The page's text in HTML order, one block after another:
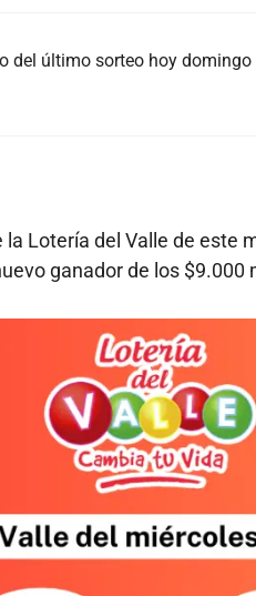
del último sorteo hoy
Lotería del Valle de este
ganador de los $9.000